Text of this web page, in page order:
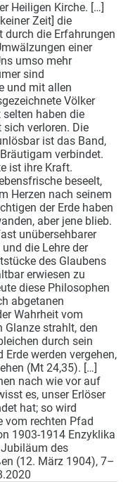
Heiligen Kirche. […]
Zeit] die
durch die Erfahrungen
einer
umso mehr
sind
und mit allen
Völker
haben die
verloren. Die
ist das Band,
verbindet.
ist ihre Kraft.
beseelt,
Herzen nach seinem
der Erde haben
aber jene blieb.
unübersehbarer
die Lehre der
des Glaubens
erwiesen zu
diese Philosophen
abgetanen
Wahrheit vom
Glanze strahlt, den
durch sein
werden vergehen,
(Mt 24,35). […]
nach wie vor auf
es, unser Erlöser
hat; so wird
vom rechten Pfad
1903-1914 Enzyklika
des
(12. März 1904), 7–